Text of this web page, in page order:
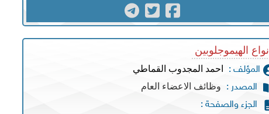
أنواع الهيموجلوبين
المؤلف : احمد المجدوب القماطي
المصدر : وظائف الاعضاء العام
الجزء والصفحة :